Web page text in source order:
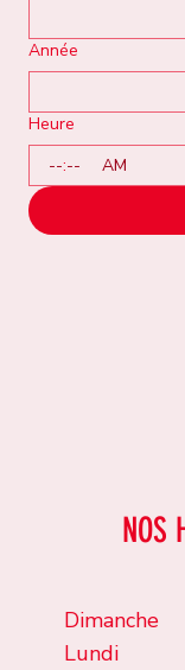
Année
Heure
:
AM
NOS
Dimanche
Lundi